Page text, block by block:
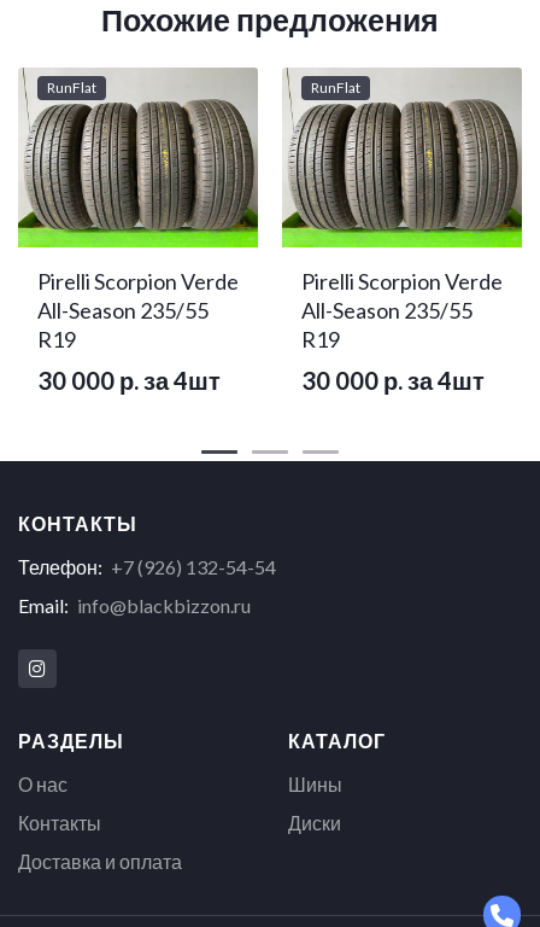
Похожие предложения
RunFlat
Pirelli Scorpion Verde
All-Season 235/55
R19
30 000 р. за 4шт
RunFlat
Pirelli Scorpion Verde
All-Season 235/55
R19
30 000 р. за 4шт
КОНТАКТЫ
Телефон: +7 (926) 132-54-54
Email: info@blackbizzon.ru
РАЗДЕЛЫ
О нас
Контакты
Доставка и оплата
КАТАЛОГ
Шины
Диски